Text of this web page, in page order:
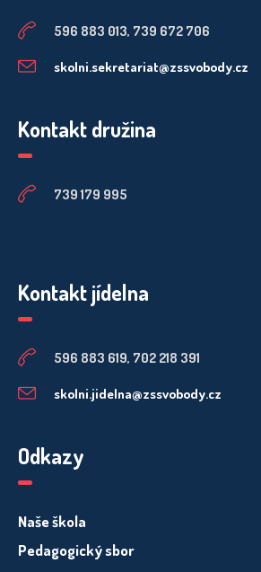
596 883 013, 739 672 706
skolni.sekretariat@zssvobody.cz
Kontakt družina
739 179 995
Kontakt jídelna
596 883 619, 702 218 391
skolni.jidelna@zssvobody.cz
Odkazy
Naše škola
Pedagogický sbor